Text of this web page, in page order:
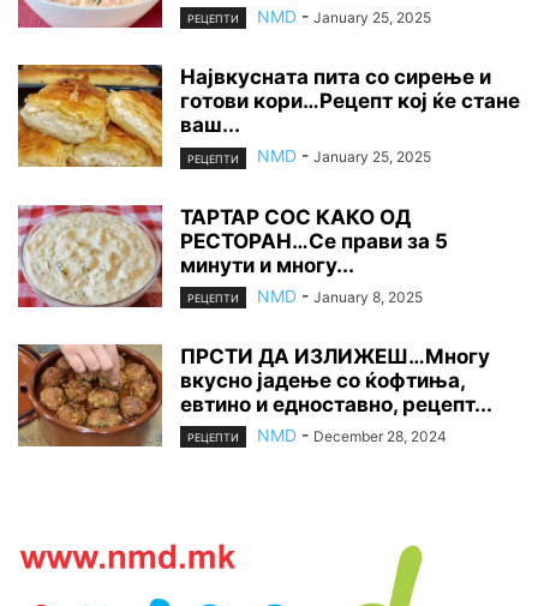
РЕЦЕПТИ NMD - January 25, 2025
Највкусната пита со сирење и
готови кори…Рецепт кој ќе стане
ваш...
РЕЦЕПТИ NMD - January 25, 2025
ТАРТАР СОС КАКО ОД
РЕСТОРАН…Се прави за 5
минути и многу...
РЕЦЕПТИ NMD - January 8, 2025
ПРСТИ ДА ИЗЛИЖЕШ…Многу
вкусно јадење со ќофтиња,
евтино и едноставно, рецепт...
РЕЦЕПТИ NMD - December 28, 2024